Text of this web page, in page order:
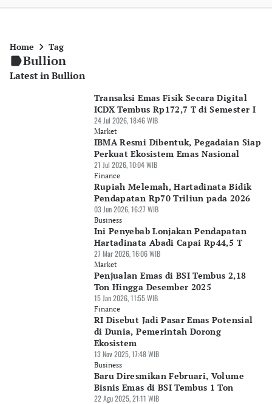
Home Tag
Bullion
Latest in Bullion
Transaksi Emas Fisik Secara Digital
ICDX Tembus Rp172,7 T di Semester I
24 Jul 2026, 18:46 WIB
Market
IBMA Resmi Dibentuk, Pegadaian Siap
Perkuat Ekosistem Emas Nasional
21 Jul 2026, 10:04 WIB
Finance
Rupiah Melemah, Hartadinata Bidik
Pendapatan Rp70 Triliun pada 2026
03 Jun 2026, 16:27 WIB
Business
Ini Penyebab Lonjakan Pendapatan
Hartadinata Abadi Capai Rp44,5 T
27 Mar 2026, 16:06 WIB
Market
Penjualan Emas di BSI Tembus 2,18
Ton Hingga Desember 2025
15 Jan 2026, 11:55 WIB
Finance
RI Disebut Jadi Pasar Emas Potensial
di Dunia, Pemerintah Dorong
Ekosistem
13 Nov 2025, 17:48 WIB
Business
Baru Diresmikan Februari, Volume
Bisnis Emas di BSI Tembus 1 Ton
22 Agu 2025, 21:11 WIB